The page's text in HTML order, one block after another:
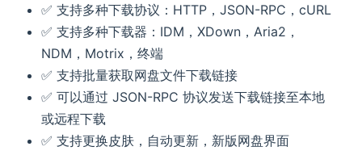
✅ 支持多种下载协议：HTTP，JSON-RPC，cURL
✅ 支持多种下载器：IDM，XDown，Aria2，
NDM，Motrix，终端
✅ 支持批量获取网盘文件下载链接
✅ 可以通过 JSON-RPC 协议发送下载链接至本地
或远程下载
✅ 支持更换皮肤，自动更新，新版网盘界面